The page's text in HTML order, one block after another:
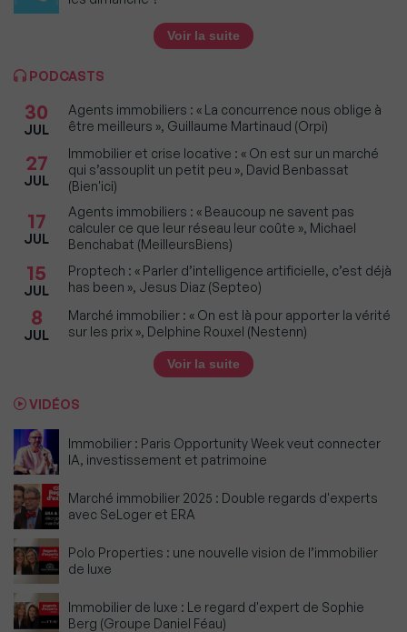
Voir la suite
PODCASTS
30
JUL
Agents immobiliers : « La concurrence nous oblige à
être meilleurs », Guillaume Martinaud (Orpi)
27
JUL
Immobilier et crise locative : « On est sur un marché
qui s’assouplit un petit peu », David Benbassat
(Bien'ici)
17
JUL
Agents immobiliers : « Beaucoup ne savent pas
calculer ce que leur réseau leur coûte », Michael
Benchabat (MeilleursBiens)
15
JUL
Proptech : « Parler d’intelligence artificielle, c’est déjà
has been », Jesus Diaz (Septeo)
8
JUL
Marché immobilier : « On est là pour apporter la vérité
sur les prix », Delphine Rouxel (Nestenn)
Voir la suite
VIDÉOS
Immobilier : Paris Opportunity Week veut connecter
IA, investissement et patrimoine
Marché immobilier 2025 : Double regards d'experts
avec SeLoger et ERA
Polo Properties : une nouvelle vision de l’immobilier
de luxe
Immobilier de luxe : Le regard d'expert de Sophie
Berg (Groupe Daniel Féau)